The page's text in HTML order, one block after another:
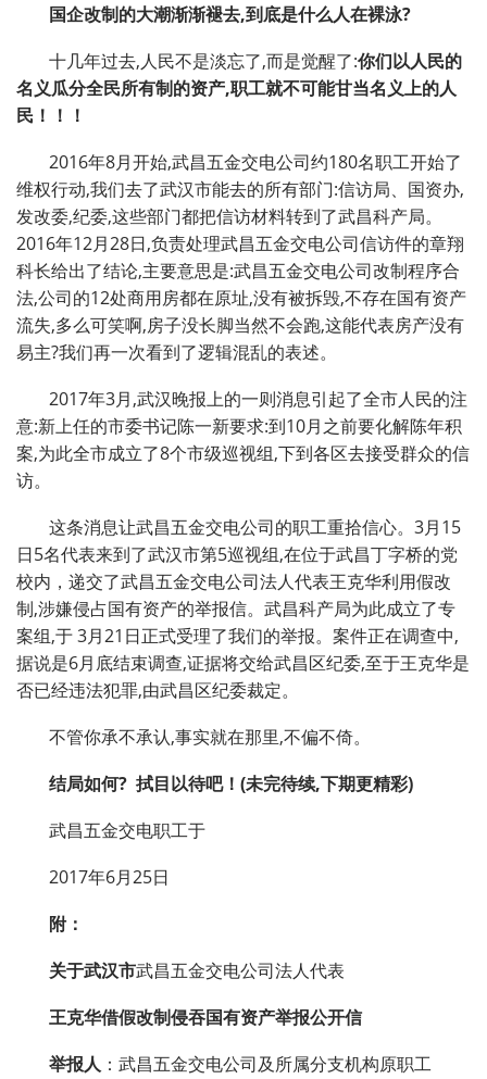
国企改制的大潮渐渐褪去,到底是什么人在裸泳?
十几年过去,人民不是淡忘了,而是觉醒了:你们以人民的
名义瓜分全民所有制的资产,职工就不可能甘当名义上的人
民！！！
2016年8月开始,武昌五金交电公司约180名职工开始了
维权行动,我们去了武汉市能去的所有部门:信访局、国资办,
发改委,纪委,这些部门都把信访材料转到了武昌科产局。
2016年12月28日,负责处理武昌五金交电公司信访件的章翔
科长给出了结论,主要意思是:武昌五金交电公司改制程序合
法,公司的12处商用房都在原址,没有被拆毁,不存在国有资产
流失,多么可笑啊,房子没长脚当然不会跑,这能代表房产没有
易主?我们再一次看到了逻辑混乱的表述。
2017年3月,武汉晚报上的一则消息引起了全市人民的注
意:新上任的市委书记陈一新要求:到10月之前要化解陈年积
案,为此全市成立了8个市级巡视组,下到各区去接受群众的信
访。
这条消息让武昌五金交电公司的职工重拾信心。3月15
日5名代表来到了武汉市第5巡视组,在位于武昌丁字桥的党
校内，递交了武昌五金交电公司法人代表王克华利用假改
制,涉嫌侵占国有资产的举报信。武昌科产局为此成立了专
案组,于3月21日正式受理了我们的举报。案件正在调查中,
据说是6月底结束调查,证据将交给武昌区纪委,至于王克华是
否已经违法犯罪,由武昌区纪委裁定。
不管你承不承认,事实就在那里,不偏不倚。
结局如何? 拭目以待吧！ (未完待续,下期更精彩)
武昌五金交电职工于
2017年6月25日
附：
关于武汉市武昌五金交电公司法人代表
王克华借假改制侵吞国有资产举报公开信
举报人 ：武昌五金交电公司及所属分支机构原职工